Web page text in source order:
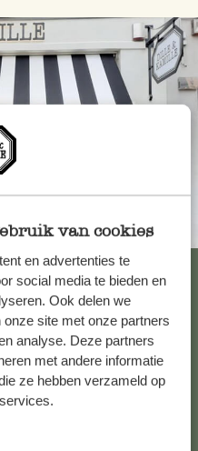
van cookies
en advertenties te
social media te bieden en
Ook delen we
site met onze partners
analyse. Deze partners
met andere informatie
ze hebben verzameld op
Hilfe
und Hilfe brauchen, wenden